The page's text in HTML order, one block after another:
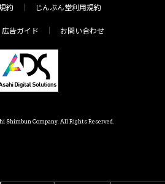
約 じんぶん堂利用規約
広告ガイド お問い合わせ
Shimbun Company. All Rights Reserved.